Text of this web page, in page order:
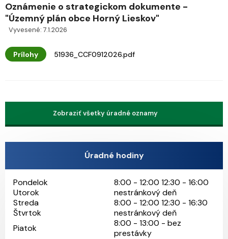
Oznámenie o strategickom dokumente -
"Územný plán obce Horný Lieskov"
Vyvesené: 7.1.2026
Prílohy 51936_CCF0912026.pdf
Zobraziť všetky úradné oznamy
Úradné hodiny
Pondelok
8:00 - 12:00 12:30 - 16:00
Utorok
nestránkový deň
Streda
8:00 - 12:00 12:30 - 16:30
Štvrtok
nestránkový deň
Piatok
8:00 - 13:00 - bez
prestávky